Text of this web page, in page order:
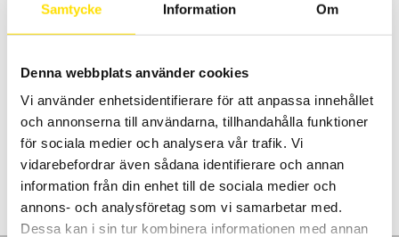
Samtycke Information Om
Denna webbplats använder cookies
Vi använder enhetsidentifierare för att anpassa innehållet
och annonserna till användarna, tillhandahålla funktioner
för sociala medier och analysera vår trafik. Vi
vidarebefordrar även sådana identifierare och annan
information från din enhet till de sociala medier och
annons- och analysföretag som vi samarbetar med.
Dessa kan i sin tur kombinera informationen med annan
CA5273, CA5275 & CA5277 digital multimeterserie
Digitala AC+DC TRMS multimeterserie med mycket snabb respons
samt hög crestfaktor.
3,565.00 kr–4,295.00krPrisintervall:
3,565.00 kr
till
4,295.00 kr
LÄS MER